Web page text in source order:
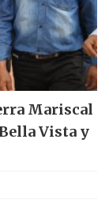
Mariscal
Vista y